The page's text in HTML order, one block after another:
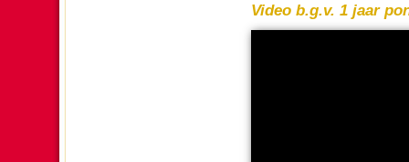
Video b.g.v. 1 jaar